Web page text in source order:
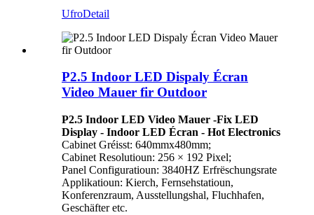
UfroDetail
P2.5 Indoor LED Dispaly Écran
Video Mauer fir Outdoor
P2.5 Indoor LED Video Mauer -Fix LED
Display - Indoor LED Écran - Hot Electronics
Cabinet Gréisst: 640mmx480mm;
Cabinet Resolutioun: 256 × 192 Pixel;
Panel Configuratioun: 3840HZ Erfrëschungsrate
Applikatioun: Kierch, Fernsehstatioun,
Konferenzraum, Ausstellungshal, Fluchhafen,
Geschäfter etc.